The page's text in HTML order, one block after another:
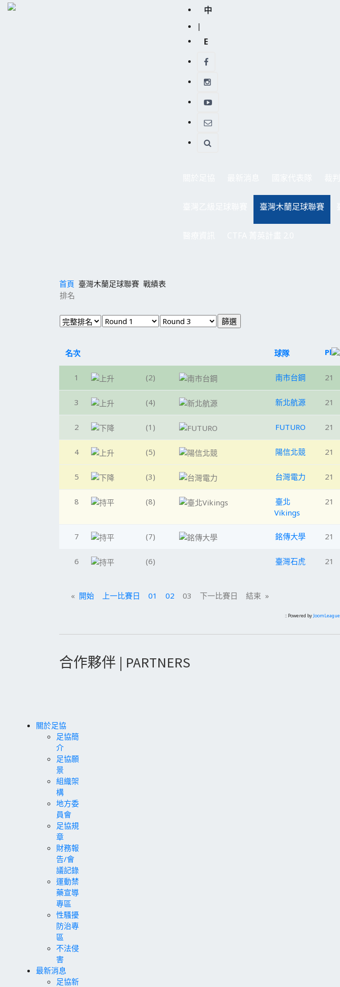
中
|
E
臺灣木蘭足球聯賽
首頁 臺灣木蘭足球聯賽 戰績表
排名
名次 球隊 Pl
1 (2) 南市台鋼 21
3 (4) 新北航源 21
2 (1) FUTURO 21
4 (5) 陽信北競 21
5 (3) 台灣電力 21
8 (8)
臺北
Vikings
21
7 (7) 銘傳大學 21
6 (6) 臺灣石虎 21
« 開始 上一比賽日 01 02 03 下一比賽日 結束 »
:: Powered by JoomLeague
合作夥伴 | PARTNERS
關於足協
足協簡
介
足協願
景
組織架
構
地方委
員會
足協規
章
財務報
告/會
議記錄
運動禁
藥宣導
專區
性騷擾
防治專
區
不法侵
害
最新消息
足協新